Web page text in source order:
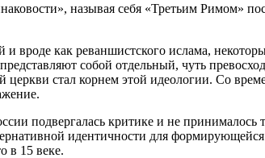
называя себя «Третьим Римом»
вроде как реваншистского ислама,
собой отдельный, чуть
церкви стал корнем этой идеологии. Со
подвергалась критике и не
идентичности для
в 15 веке.